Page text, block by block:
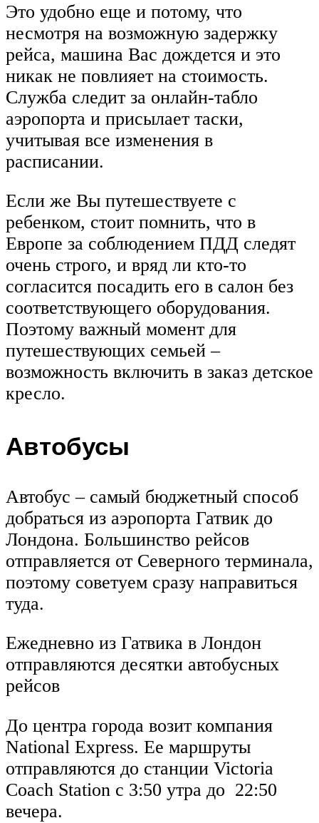
Это удобно еще и потому, что
несмотря на возможную задержку
рейса, машина Вас дождется и это
никак не повлияет на стоимость.
Служба следит за онлайн-табло
аэропорта и присылает таски,
учитывая все изменения в
расписании.
Если же Вы путешествуете с
ребенком, стоит помнить, что в
Европе за соблюдением ПДД следят
очень строго, и вряд ли кто-то
согласится посадить его в салон без
соответствующего оборудования.
Поэтому важный момент для
путешествующих семьей –
возможность включить в заказ детское
кресло.
Автобусы
Автобус – самый бюджетный способ
добраться из аэропорта Гатвик до
Лондона. Большинство рейсов
отправляется от Северного терминала,
поэтому советуем сразу направиться
туда.
Ежедневно из Гатвика в Лондон
отправляются десятки автобусных
рейсов
До центра города возит компания
National Express. Ее маршруты
отправляются до станции Victoria
Coach Station с 3:50 утра до 22:50
вечера.